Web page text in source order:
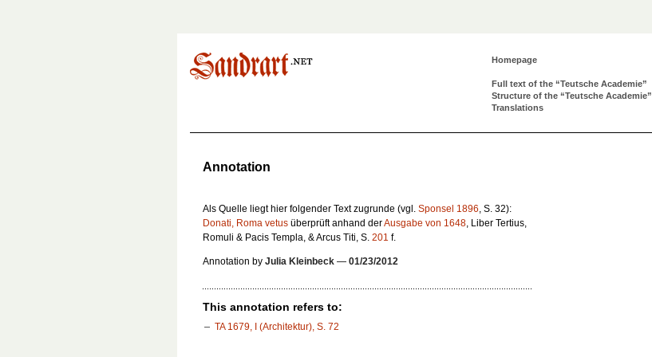
Homepage
Full text of the “Teutsche Academie”
Structure of the “Teutsche Academie”
Translations
Annotation
Als Quelle liegt hier folgender Text zugrunde (vgl. Sponsel 1896, S. 32):
Donati, Roma vetus überprüft anhand derAusgabe von 1648, Liber Tertius,
Romuli & Pacis Templa, & Arcus Titi, S. 201 f.
Annotation by Julia Kleinbeck — 01/23/2012
This annotation refers to:
TA 1679, I (Architektur), S. 72